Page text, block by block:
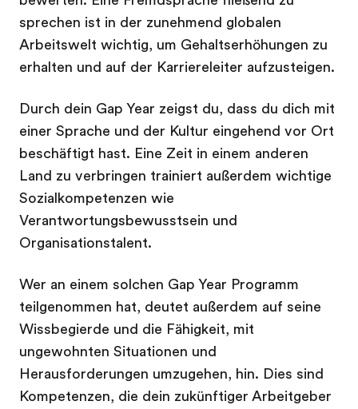
sprechen ist in der zunehmend globalen
Arbeitswelt wichtig, um Gehaltserhöhungen zu
erhalten und auf der Karriereleiter aufzusteigen.
Durch dein Gap Year zeigst du, dass du dich mit
einer Sprache und der Kultur eingehend vor Ort
beschäftigt hast. Eine Zeit in einem anderen
Land zu verbringen trainiert außerdem wichtige
Sozialkompetenzen wie
Verantwortungsbewusstsein und
Organisationstalent.
Wer an einem solchen Gap Year Programm
teilgenommen hat, deutet außerdem auf seine
Wissbegierde und die Fähigkeit, mit
ungewohnten Situationen und
Herausforderungen umzugehen, hin. Dies sind
Kompetenzen, die dein zukünftiger Arbeitgeber